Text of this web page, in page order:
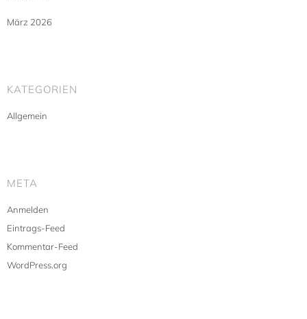
März 2026
KATEGORIEN
Allgemein
META
Anmelden
Eintrags-Feed
Kommentar-Feed
WordPress.org